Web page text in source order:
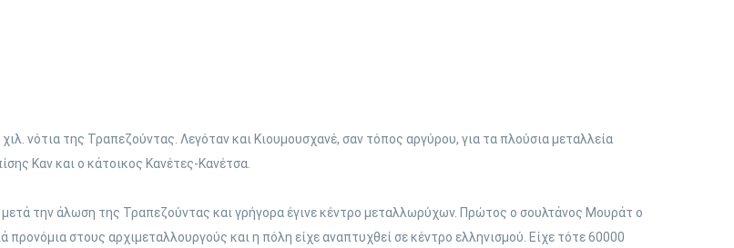
νότια της Τραπεζούντας. Λεγόταν και Κιουμουσχανέ, σαν τόπος αργύρου, για τα πλούσια μεταλλεία
Καν και ο κάτοικος Κανέτες-Κανέτσα.
την άλωση της Τραπεζούντας και γρήγορα έγινε κέντρο μεταλλωρύχων. Πρώτος ο σουλτάνος Μουράτ ο
στους αρχιμεταλλουργούς και η πόλη είχε αναπτυχθεί σε κέντρο ελληνισμού. Είχε τότε 60000